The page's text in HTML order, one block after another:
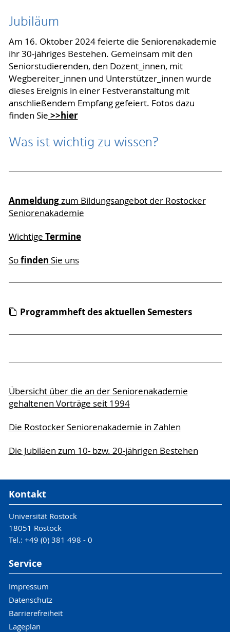
Jubiläum
Am 16. Oktober 2024 feierte die Seniorenakademie
ihr 30-jähriges Bestehen. Gemeinsam mit den
Seniorstudierenden, den Dozent_innen, mit
Wegbereiter_innen und Unterstützer_innen wurde
dieses Ereignis in einer Festveranstaltung mit
anschließendem Empfang gefeiert. Fotos dazu
finden Sie >>hier
Was ist wichtig zu wissen?
Anmeldungzum Bildungsangebot der Rostocker
Seniorenakademie
Wichtige Termine
Sofinden Sie uns
Programmheft des aktuellen Semesters
Übersicht über die an der Seniorenakademie
gehaltenen Vorträge seit 1994
Die Rostocker Seniorenakademie in Zahlen
Die Jubiläen zum 10- bzw. 20-jährigen Bestehen
Kontakt
Universität Rostock
18051 Rostock
Tel.: +49 (0) 381 498 - 0
Service
Impressum
Datenschutz
Barrierefreiheit
Lageplan